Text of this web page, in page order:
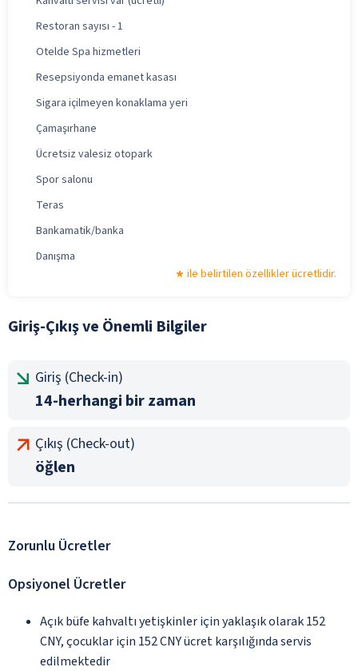
Restoran sayısı - 1
Otelde Spa hizmetleri
Resepsiyonda emanet kasası
Sigara içilmeyen konaklama yeri
Çamaşırhane
Ücretsiz valesiz otopark
Spor salonu
Teras
Bankamatik/banka
Danışma
ile belirtilen özellikler ücretlidir.
Giriş-Çıkış ve Önemli Bilgiler
Giriş (Check-in)
14-herhangi bir zaman
Çıkış (Check-out)
öğlen
Zorunlu Ücretler
Opsiyonel Ücretler
Açık büfe kahvaltı yetişkinler için yaklaşık olarak 152
CNY, çocuklar için 152 CNY ücret karşılığında servis
edilmektedir